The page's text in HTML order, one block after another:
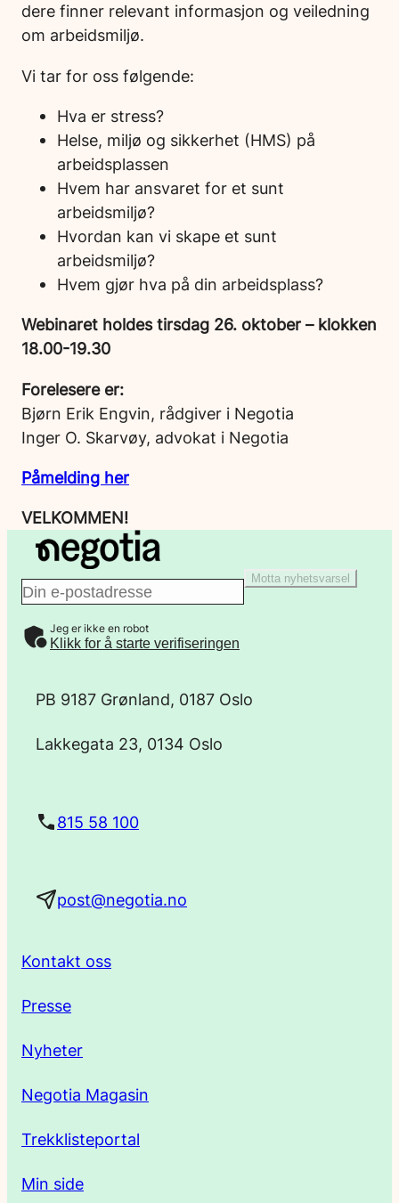
dere finner relevant informasjon og veiledning
om arbeidsmiljø.
Vi tar for oss følgende:
Hva er stress?
Helse, miljø og sikkerhet (HMS) på
arbeidsplassen
Hvem har ansvaret for et sunt
arbeidsmiljø?
Hvordan kan vi skape et sunt
arbeidsmiljø?
Hvem gjør hva på din arbeidsplass?
Webinaret holdes tirsdag 26. oktober – klokken
18.00-19.30
Forelesere er:
Bjørn Erik Engvin, rådgiver i Negotia
Inger O. Skarvøy, advokat i Negotia
Påmelding her
VELKOMMEN!
E
-
Motta nyhetsvarsel
Jeg er ikke en robot
Klikk for å starte verifiseringen
PB 9187 Grønland, 0187 Oslo
Lakkegata 23, 0134 Oslo
815 58 100
post@negotia.no
Kontakt oss
Presse
Nyheter
Negotia Magasin
Trekklisteportal
Min side